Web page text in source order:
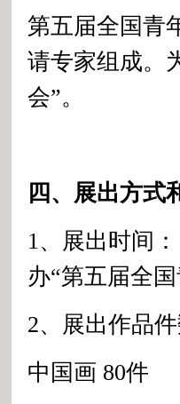
第五届全国青
请专家组成。
会”。
四、展出方式
1、展出时间
办“第五届全
2、展出作品
中国画 80件